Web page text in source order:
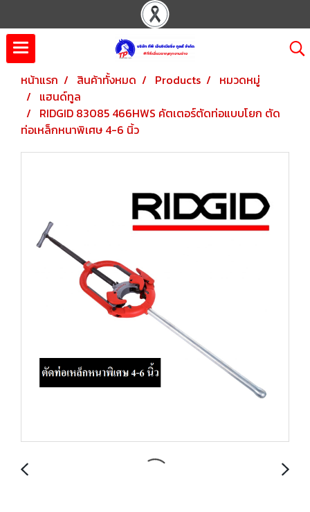
หน้าแรก สินค้าทั้งหมด Products
หมวดหมู่
แฮนด์ทูล
RIDGID 83085 466HWS คัตเตอร์ตัดท่อแบบโยก ตัด
ท่อเหล็กหนาพิเศษ 4-6 นิ้ว